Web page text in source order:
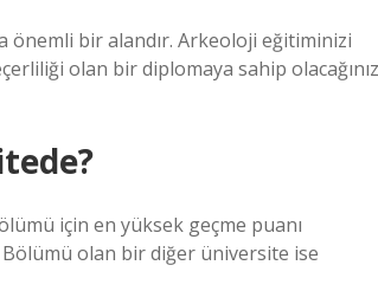
önemli bir alandır. Arkeoloji eğitiminizi
olan bir diplomaya sahip olacağınız
için en yüksek geçme puanı
olan bir diğer üniversite ise